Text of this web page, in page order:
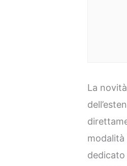
La
modalità